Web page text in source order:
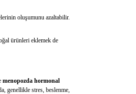
oluşumunu azaltabilir.
ürünleri eklemek de
menopozda hormonal
genellikle stres, beslenme,